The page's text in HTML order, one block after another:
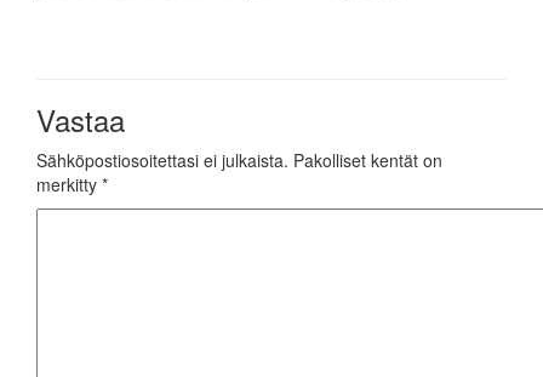
Vastaa
Sähköpostiosoitettasi ei julkaista. Pakolliset kentät on
merkitty *